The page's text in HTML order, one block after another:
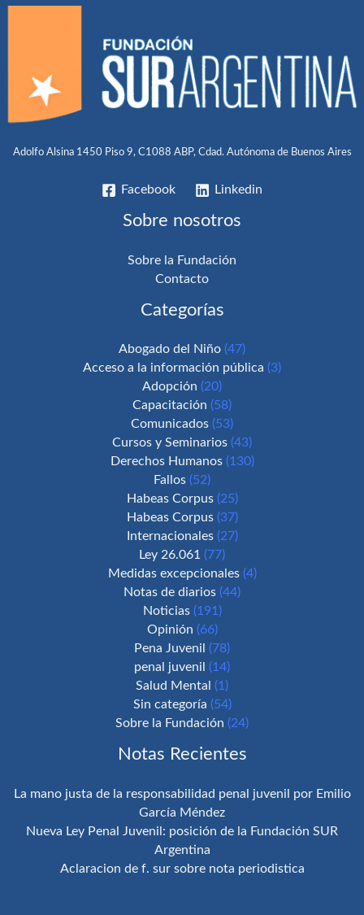
Adolfo Alsina 1450 Piso 9, C1088 ABP, Cdad. Autónoma de Buenos Aires
Facebook Linkedin
Sobre nosotros
Sobre la Fundación
Contacto
Categorías
Abogado del Niño (47)
Acceso a la información pública (3)
Adopción (20)
Capacitación (58)
Comunicados (53)
Cursos y Seminarios (43)
Derechos Humanos(130)
Fallos (52)
Habeas Corpus(25)
Habeas Corpus(37)
Internacionales(27)
Ley 26.061 (77)
Medidas excepcionales(4)
Notas de diarios (44)
Noticias(191)
Opinión (66)
Pena Juvenil (78)
penal juvenil (14)
Salud Mental (1)
Sin categoría (54)
Sobre la Fundación (24)
Notas Recientes
La mano justa de la responsabilidad penal juvenil por Emilio
García Méndez
Nueva Ley Penal Juvenil: posición de la Fundación SUR
Argentina
Aclaracion de f. sur sobre nota periodistica